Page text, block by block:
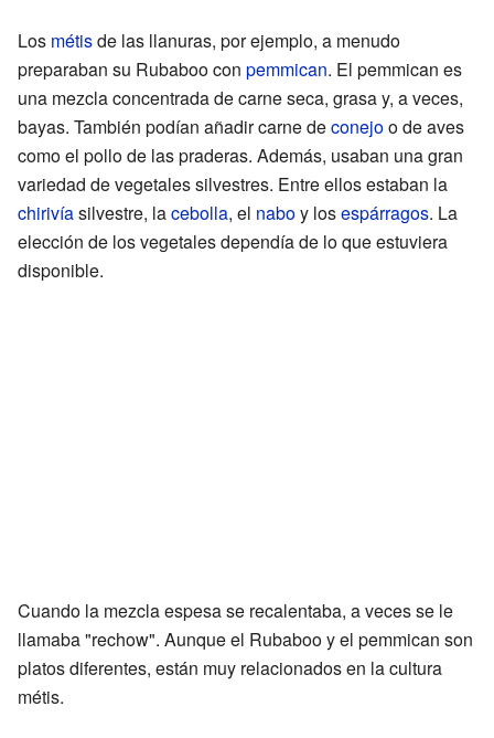
Los métisde las llanuras, por ejemplo, a menudo
preparaban su Rubaboo con pemmican. El pemmican es
una mezcla concentrada de carne seca, grasa y, a veces,
bayas. También podían añadir carne deconejoo de aves
como el pollo de las praderas. Además, usaban una gran
variedad de vegetales silvestres. Entre ellos estaban la
chirivíasilvestre, lacebolla, el naboy losespárragos. La
elección de los vegetales dependía de lo que estuviera
disponible.
Cuando la mezcla espesa se recalentaba, a veces se le
llamaba "rechow". Aunque el Rubaboo y el pemmican son
platos diferentes, están muy relacionados en la cultura
métis.